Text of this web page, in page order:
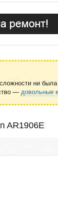
ни
— довольные
AR1906E